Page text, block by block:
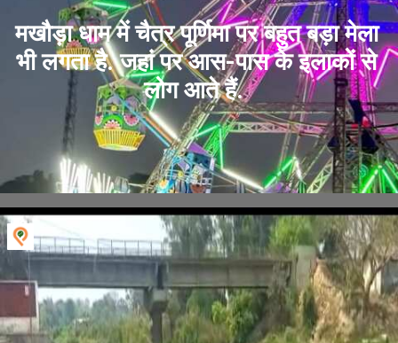
मखौड़ा धाम में चैत्र पूर्णिमा पर बहुत बड़ा मेला
भी लगता है. जहां पर आस-पास के इलाकों से
लोग आते हैं.